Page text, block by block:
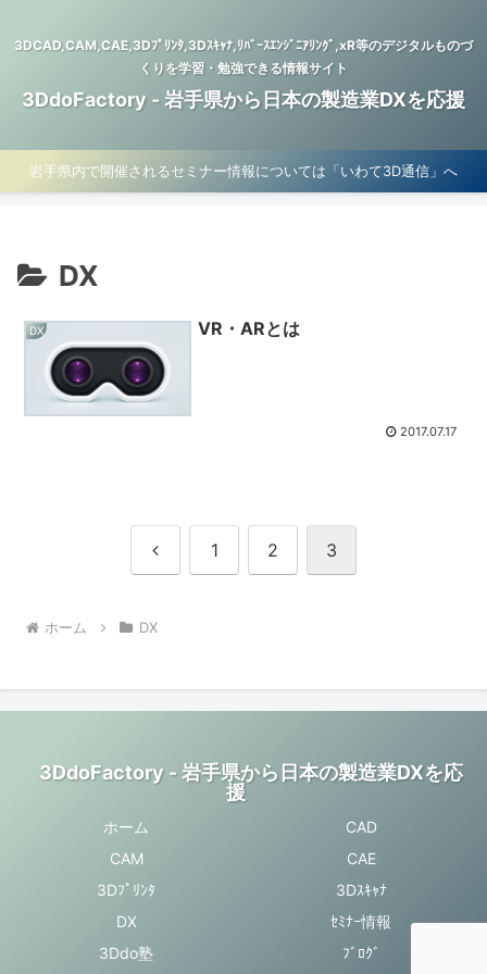
3DCAD,CAM,CAE,3Dﾌﾟﾘﾝﾀ,3Dｽｷｬﾅ,ﾘﾊﾞｰｽｴﾝｼﾞﾆｱﾘﾝｸﾞ,xR等のデジタルものづ
くりを学習・勉強できる情報サイト
3DdoFactory - 岩手県から日本の製造業DXを応援
岩手県内で開催されるセミナー情報については「いわて3D通信」へ
DX
DX VR・ARとは
2017.07.17
前 1 2 3
ホーム DX
3DdoFactory - 岩手県から日本の製造業DXを応
援
ホーム
CAD
CAM
CAE
3Dﾌﾟﾘﾝﾀ
3Dｽｷｬﾅ
DX
ｾﾐﾅｰ情報
3Ddo塾
ﾌﾞﾛｸﾞ